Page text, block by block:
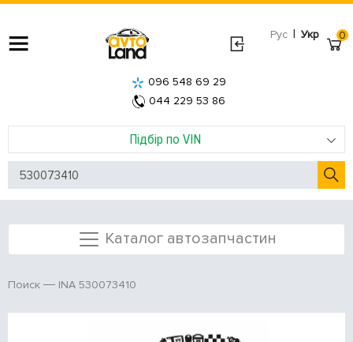
Рус | Укр
Підбір по VIN
096 548 69 29
044 229 53 86
0
Каталог автозапчастин
Поиск INA 530073410